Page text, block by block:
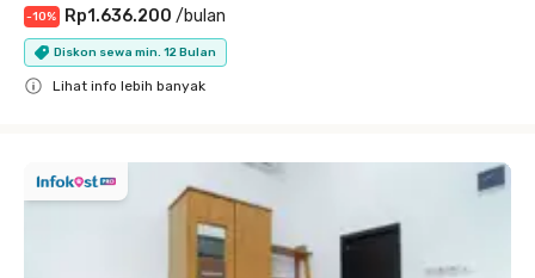
-10% Rp1.636.200 /bulan
Diskon sewa min. 12 Bulan
Lihat info lebih banyak